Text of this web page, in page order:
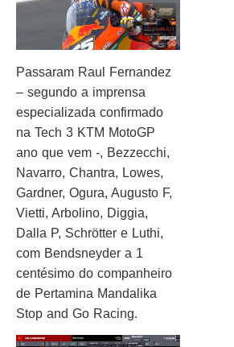
Passaram Raul Fernandez
– segundo a imprensa
especializada confirmado
na Tech 3 KTM MotoGP
ano que vem -, Bezzecchi,
Navarro, Chantra, Lowes,
Gardner, Ogura, Augusto F,
Vietti, Arbolino, Diggia,
Dalla P, Schrötter e Luthi,
com Bendsneyder a 1
centésimo do companheiro
de Pertamina Mandalika
Stop and Go Racing.